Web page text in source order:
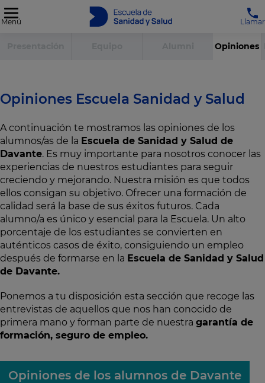
Menú Llamar
Opiniones
Opiniones Escuela Sanidad y Salud
A continuación te mostramos las opiniones de los
alumnos/as de la Escuela de Sanidad y Salud de
Davante. Es muy importante para nosotros conocer las
experiencias de nuestros estudiantes para seguir
creciendo y mejorando. Nuestra misión es que todos
ellos consigan su objetivo. Ofrecer una formación de
calidad será la base de sus éxitos futuros. Cada
alumno/a es único y esencial para la Escuela. Un alto
porcentaje de los estudiantes se convierten en
auténticos casos de éxito, consiguiendo un empleo
después de formarse en la Escuela de Sanidad y Salud
de Davante.
Ponemos a tu disposición esta sección que recoge las
entrevistas de aquellos que nos han conocido de
primera mano y forman parte de nuestra garantía de
formación, seguro de empleo.
Opiniones de los alumnos de Davante